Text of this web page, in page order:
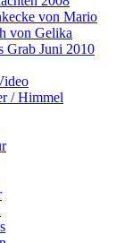
von Mario
von Gelika
Grab Juni 2010
/ Himmel